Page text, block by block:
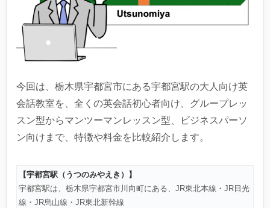
今回は、栃木県宇都宮市にある宇都宮駅の大人向け英
会話教室を、全くの英会話初心者向け、グループレッ
スン型からマンツーマンレッスン型、ビジネスパーソ
ン向けまで、特徴や料金を比較紹介します。
【宇都宮駅 （うつのみやえき）
】
宇都宮駅は、栃木県宇都宮市川向町にある、JR東北本線・JR日光
線・JR烏山線・JR東北新幹線